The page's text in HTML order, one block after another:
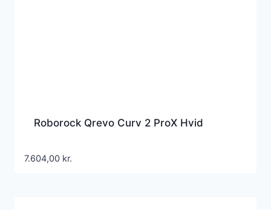
Roborock Qrevo Curv 2 ProX Hvid
7.604,00 kr.